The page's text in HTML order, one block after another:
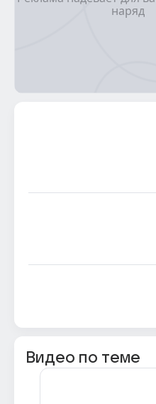
Видео по теме